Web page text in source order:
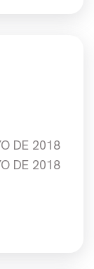
DE 2018
DE 2018